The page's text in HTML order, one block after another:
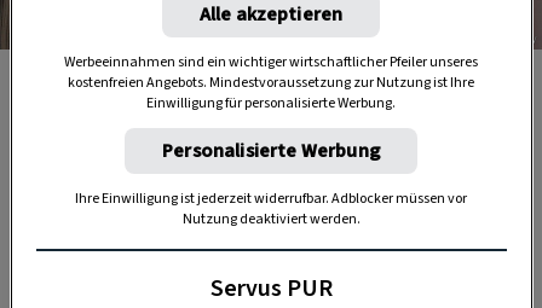
Foto: Michaela Gabler/Taverne Agency
DAS KÖNNTE SIE AUCH INTERESSIEREN
Alle akzeptieren
Werbeeinnahmen sind ein wichtiger wirtschaftlicher Pfeiler unseres
kostenfreien Angebots. Mindestvoraussetzung zur Nutzung ist Ihre
Einwilligung für personalisierte Werbung.
Personalisierte Werbung
Ihre Einwilligung ist jederzeit widerrufbar. Adblocker müssen vor
Nutzung deaktiviert werden.
Servus PUR